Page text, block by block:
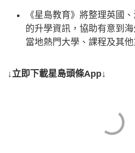
《星島教育》將整理英國
的升學資訊，協助有意到
當地熱門大學、課程及其他
↓立即下載星島頭條App↓